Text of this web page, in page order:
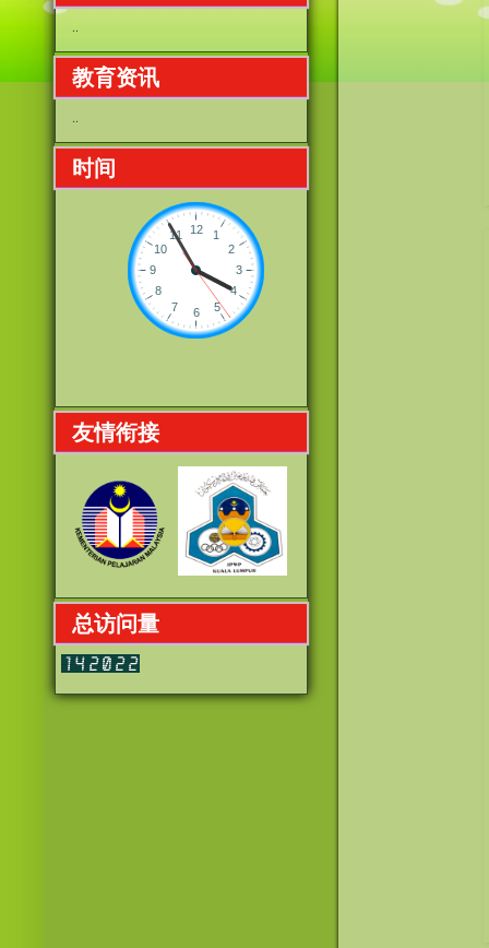
..
教育资讯
..
时间
友情衔接
总访问量